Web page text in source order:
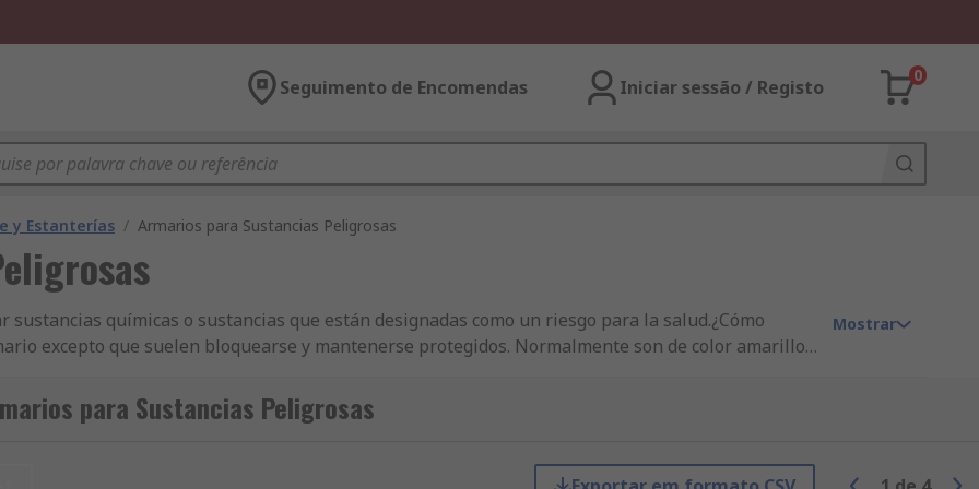
Seguimento de Encomendas Iniciar sessão / Registo
0
y Estanterías / Armarios para Sustancias Peligrosas
químicas o sustancias que están designadas como un riesgo para la salud.¿Cómo
excepto que suelen bloquearse y mantenerse protegidos. Normalmente son de color amarillo
ventajas:• Armarios de altas prestaciones fabricados de metales resistentes• Estantes ajustables y
mayor seguridad y contención • Etiquetas de advertencia ofrecidas en la puerta• Las puertas
químicos de limpieza)• Sectores industriales
Mostrar
para Sustancias Peligrosas